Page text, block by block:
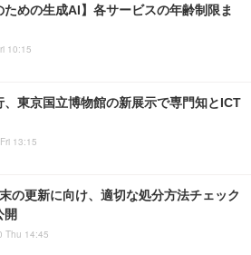
ための生成AI】各サービスの年齢制限ま
10:15
、東京国立博物館の新展示で専門知とICT
13:15
の更新に向け、適切な処分方法チェック
開
Thu 14:45